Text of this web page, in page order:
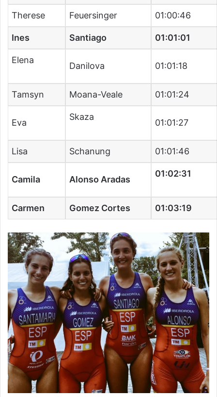
Therese Feuersinger 01:00:46
Ines Santiago 01:01:01
Elena
Danilova 01:01:18
Tamsyn Moana-Veale 01:01:24
Eva
Skaza
01:01:27
Lisa Schanung 01:01:46
Camila Alonso Aradas
01:02:31
Carmen Gomez Cortes 01:03:19